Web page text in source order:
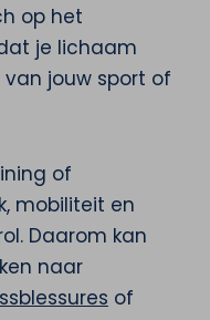
op het
je lichaam
jouw sport of
of
mobiliteit en
Daarom kan
naar
of